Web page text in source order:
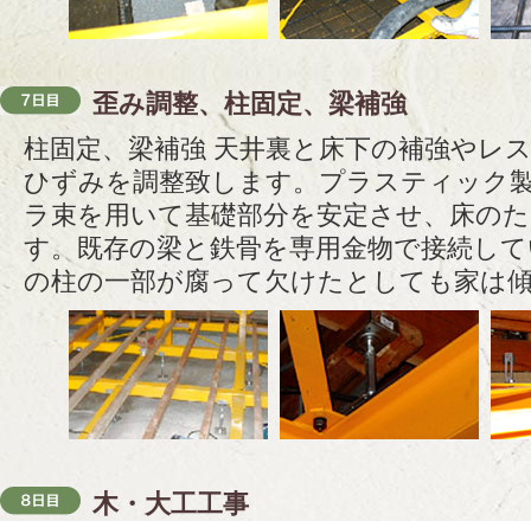
歪み調整、柱固定、梁補強
柱固定、梁補強 天井裏と床下の補強やレ
ひずみを調整致します。プラスティック
ラ束を用いて基礎部分を安定させ、床の
す。既存の梁と鉄骨を専用金物で接続し
の柱の一部が腐って欠けたとしても家は
木・大工工事